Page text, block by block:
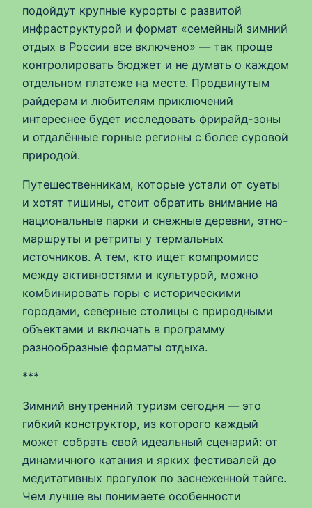
подойдут крупные курорты с развитой
инфраструктурой и формат «семейный зимний
отдых в России все включено» — так проще
контролировать бюджет и не думать о каждом
отдельном платеже на месте. Продвинутым
райдерам и любителям приключений
интереснее будет исследовать фрирайд-зоны
и отдалённые горные регионы с более суровой
природой.
Путешественникам, которые устали от суеты
и хотят тишины, стоит обратить внимание на
национальные парки и снежные деревни, этно-
маршруты и ретриты у термальных
источников. А тем, кто ищет компромисс
между активностями и культурой, можно
комбинировать горы с историческими
городами, северные столицы с природными
объектами и включать в программу
разнообразные форматы отдыха.
***
Зимний внутренний туризм сегодня — это
гибкий конструктор, из которого каждый
может собрать свой идеальный сценарий: от
динамичного катания и ярких фестивалей до
медитативных прогулок по заснеженной тайге.
Чем лучше вы понимаете особенности